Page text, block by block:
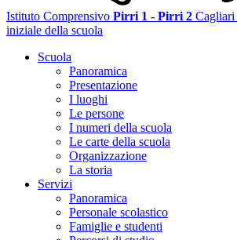
Istituto Comprensivo Pirri 1 - Pirri 2 Cagliari
iniziale della scuola
Scuola
Panoramica
Presentazione
I luoghi
Le persone
I numeri della scuola
Le carte della scuola
Organizzazione
La storia
Servizi
Panoramica
Personale scolastico
Famiglie e studenti